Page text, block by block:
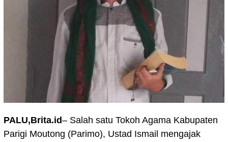
PALU,Brita.id– Salah satu Tokoh Agama Kabupaten
Parigi Moutong (Parimo), Ustad Ismail mengajak